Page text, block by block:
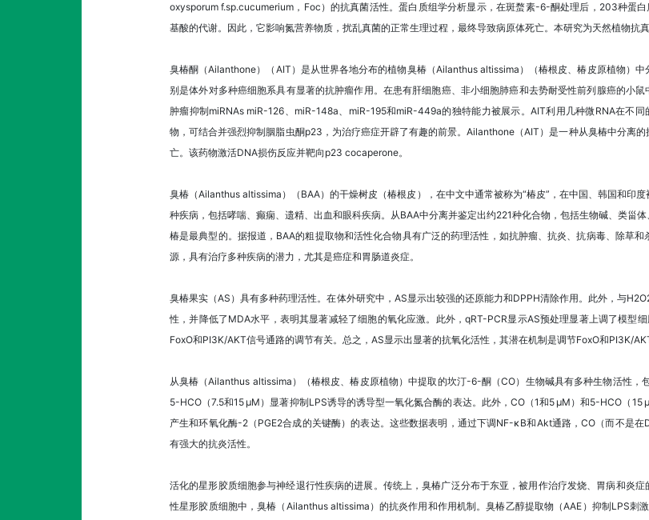
oxysporum f.sp.cucumerium，Foc）的抗真菌活性。蛋白质组学分析显示，在斑蝥素-6-酮处理后，203种蛋
基酸的代谢。因此，它影响氮营养物质，扰乱真菌的正常生理过程，最终导致病原体死亡。本研究为天然植物抗
臭椿酮（Ailanthone）（AIT）是从世界各地分布的植物臭椿（Ailanthus altissima）（椿根皮、椿皮原植物）
别是体外对多种癌细胞系具有显著的抗肿瘤作用。在患有肝细胞癌、非小细胞肺癌和去势耐受性前列腺癌的小
肿瘤抑制miRNAs miR-126、miR-148a、miR-195和miR-449a的独特能力被展示。AIT利用几种微RNA在不
物，可结合并强烈抑制胭脂虫酮p23，为治疗癌症开辟了有趣的前景。Ailanthone（AIT）是一种从臭椿中分离
亡。该药物激活DNA损伤反应并靶向p23 cocaperone。
臭椿（Ailanthus altissima）（BAA）的干燥树皮（椿根皮），在中文中通常被称为“椿皮”，在中国、韩国和印
种疾病，包括哮喘、癫痫、遗精、出血和眼科疾病。从BAA中分离并鉴定出约221种化合物，包括生物碱、类甾
椿是最典型的。据报道，BAA的粗提取物和活性化合物具有广泛的药理活性，如抗肿瘤、抗炎、抗病毒、除草
源，具有治疗多种疾病的潜力，尤其是癌症和胃肠道炎症。
臭椿果实（AS）具有多种药理活性。在体外研究中，AS显示出较强的还原能力和DPPH清除作用。此外，与
性，并降低了MDA水平，表明其显著减轻了细胞的氧化应激。此外，qRT-PCR显示AS预处理显著上调了模型
FoxO和PI3K/AKT信号通路的调节有关。总之，AS显示出显著的抗氧化活性，其潜在机制是调节FoxO和PI3K/
从臭椿（Ailanthus altissima）（椿根皮、椿皮原植物）中提取的坎汀-6-酮（CO）生物碱具有多种生物活性，
5-HCO（7.5和15 µM）显著抑制LPS诱导的诱导型一氧化氮合酶的表达。此外，CO（1和5 µM）和5-HCO（15
产生和环氧化酶-2（PGE2合成的关键酶）的表达。这些数据表明，通过下调NF-κB和Akt通路，CO（而不是
有强大的抗炎活性。
活化的星形胶质细胞参与神经退行性疾病的进展。传统上，臭椿广泛分布于东亚，被用作治疗发烧、胃病和炎
性星形胶质细胞中，臭椿（Ailanthus altissima）的抗炎作用和作用机制。臭椿乙醇提取物（AAE）抑制LPS刺